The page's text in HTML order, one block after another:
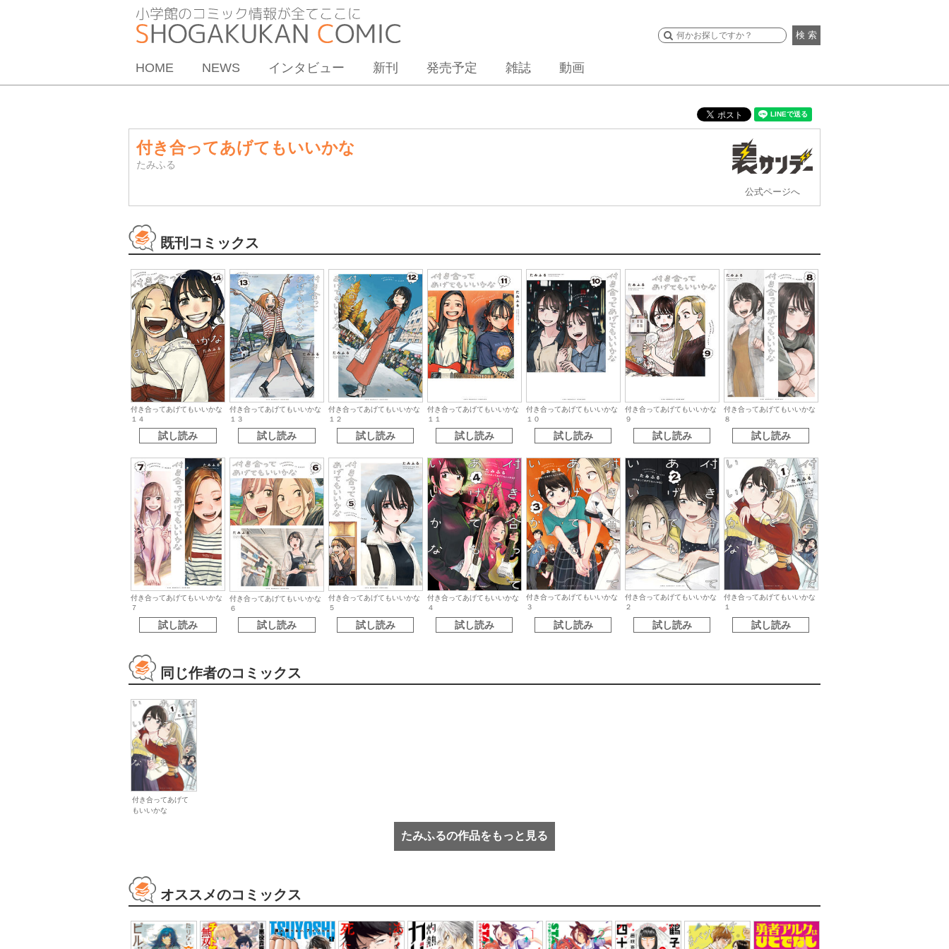
検 索
HOME NEWS インタビュー 新刊 発売予定 雑誌 動画
付き合ってあげてもいいかな
たみふる
公式ページへ
既刊コミックス
付き合ってあげてもいいかな
１４
試し読み
付き合ってあげてもいいかな
１３
試し読み
付き合ってあげてもいいかな
１２
試し読み
付き合ってあげてもいいかな
１１
試し読み
付き合ってあげてもいいかな
１０
試し読み
付き合ってあげてもいいかな
９
試し読み
付き合ってあげてもいいかな
８
試し読み
付き合ってあげてもいいかな
７
試し読み
付き合ってあげてもいいかな
６
試し読み
付き合ってあげてもいいかな
５
試し読み
付き合ってあげてもいいかな
４
試し読み
付き合ってあげてもいいかな
３
試し読み
付き合ってあげてもいいかな
２
試し読み
付き合ってあげてもいいかな
１
試し読み
同じ作者のコミックス
付き合ってあげて
もいいかな
たみふるの作品をもっと見る
オススメのコミックス